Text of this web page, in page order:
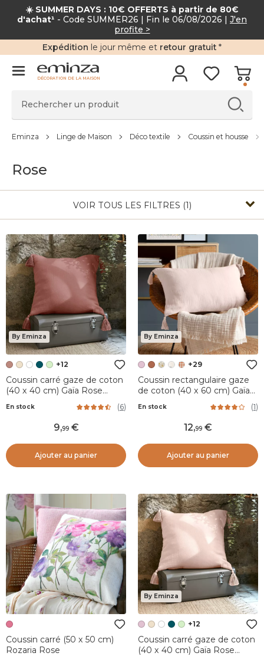
☀️ SUMMER DAYS : 10€ OFFERTS à partir de 80
d'achat¹ - Code SUMMER26 | Fin le 06/08/2026 | J'en
profite >
Expédition le jour même et retour gratuit *
DÉCORATION DE LA MAISON
Eminza Linge de Maison Déco textile Coussin et housse
Rose
VOIR TOUS LES FILTRES (1)
By Eminza
+12
Coussin carré gaze de coton
(40 x 40 cm) Gaïa Rose
En stock (6)
9,99
Ajouter au panier
By Eminza
+29
Coussin rectangulaire gaze
de coton (40 x 60 cm) Gaïa
En stock (1)
12,99
Ajouter au panier
Coussin carré (50 x 50 cm)
Rozaria Rose
By Eminza
+12
Coussin carré gaze de coton
(40 x 40 cm) Gaïa Rose